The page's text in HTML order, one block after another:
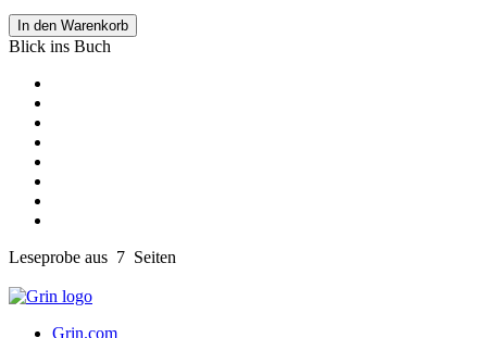
In den Warenkorb
Blick ins Buch
Leseprobe aus 7 Seiten
Grin.com